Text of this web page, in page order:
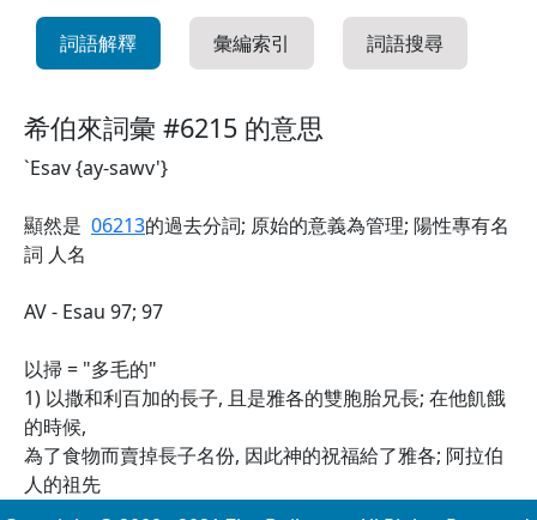
詞語解釋 彙編索引 詞語搜尋
希伯來詞彙 #6215 的意思
`Esav {ay-sawv'}
顯然是 06213的過去分詞; 原始的意義為管理; 陽性專有名
詞 人名
AV - Esau 97; 97
以掃 = "多毛的"
1) 以撒和利百加的長子, 且是雅各的雙胞胎兄長; 在他飢餓
的時候,
為了食物而賣掉長子名份, 因此神的祝福給了雅各; 阿拉伯
人的祖先